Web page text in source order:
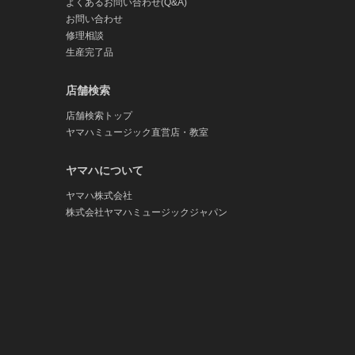
よくあるお問い合わせ(Q&A)
お問い合わせ
修理相談
生産完了品
店舗検索
店舗検索トップ
ヤマハミュージック直営店・教室
ヤマハについて
ヤマハ株式会社
株式会社ヤマハミュージックジャパン